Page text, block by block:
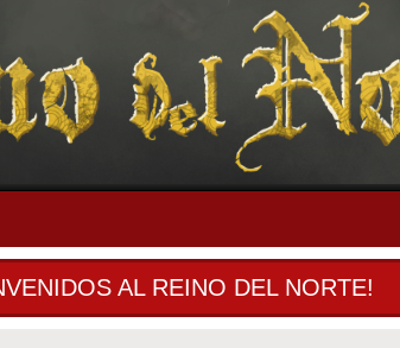
AL REINO DEL NORTE!